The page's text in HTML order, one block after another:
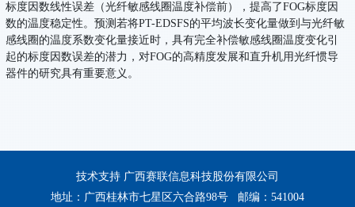
标度因数线性误差（光纤敏感线圈温度补偿前），提高了FOG标度因
数的温度稳定性。预测若将PT-EDSFS的平均波长变化量做到与光纤敏
感线圈的温度系数变化量接近时，具有完全补偿敏感线圈温度变化引
起的标度因数误差的潜力，对FOG的高精度发展和直升机用光纤惯导
器件的研究具有重要意义。
技术支持 广西赛联信息科技股份有限公司
地址：广西桂林市七星区六合路98号 邮编：541004